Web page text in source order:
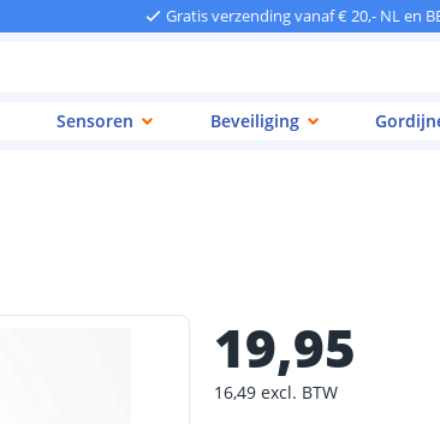
Gratis verzending vanaf € 20,- NL en
Sensoren Beveiliging
19,95
16,49 excl. BTW